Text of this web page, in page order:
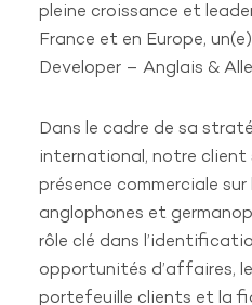
pleine croissance et
France et en Europe,
Developer – Anglais &
Dans le cadre de sa
international, notre client
présence commerciale sur
anglophones et
rôle clé dans
opportunités d’affaires,
portefeuille clients et la
CONTACTEZ NOUS
+ 33 (0)4 28 29 22 54
24 rue Laure Diebold
69009 Lyon
contact@karpos-rh.com
KARPOS